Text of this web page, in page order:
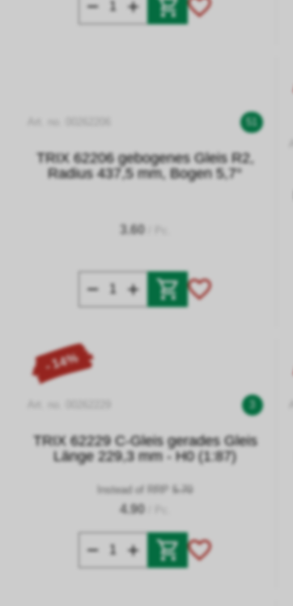
51
TRIX 62206 gebogenes Gleis R2,
Radius 437,5 mm, Bogen 5,7°
3.60
- 14%
3
TRIX 62229 C-Gleis gerades Gleis
Länge 229,3 mm - H0 (1:87)
Instead of RRP 5.70
4.90